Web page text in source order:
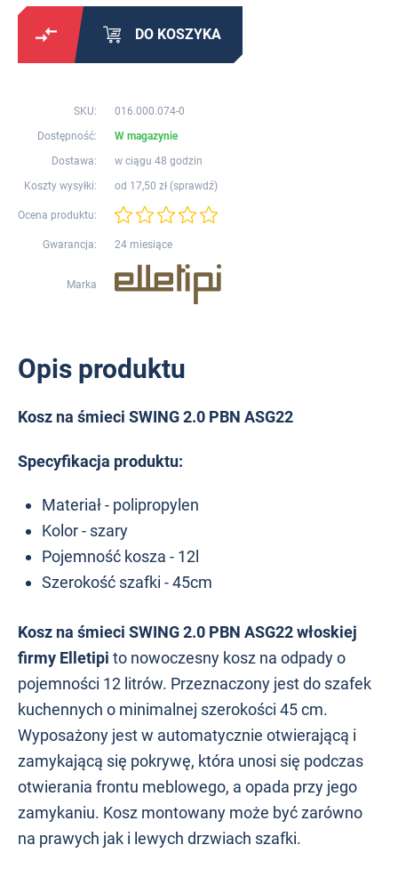
DO KOSZYKA
SKU:
016.000.074-0
Dostępność:
W magazynie
Dostawa:
w ciągu 48 godzin
Koszty wysyłki:
od 17,50 zł (sprawdź)
Ocena produktu:
Gwarancja: 24 miesiące
Marka
Opis produktu
Kosz na śmieci SWING 2.0 PBN ASG22
Specyfikacja produktu:
Materiał - polipropylen
Kolor - szary
Pojemność kosza - 12l
Szerokość szafki - 45cm
Kosz na śmieci SWING 2.0 PBN ASG22 włoskiej
firmy Elletipi to nowoczesny kosz na odpady o
pojemności 12 litrów. Przeznaczony jest do szafek
kuchennych o minimalnej szerokości 45 cm.
Wyposażony jest w automatycznie otwierającą i
zamykającą się pokrywę, która unosi się podczas
otwierania frontu meblowego, a opada przy jego
zamykaniu. Kosz montowany może być zarówno
na prawych jak i lewych drzwiach szafki.